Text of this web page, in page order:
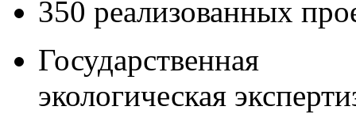
350 реализованных
Государственная
экологическая